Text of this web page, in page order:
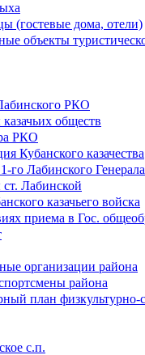
(гостевые дома, отели)
объекты
РКО
обществ
РКО
Кубанского казачества
го Лабинского
Лабинской
казачьего войска
приема в Гос.
организации района
района
план
с.п.